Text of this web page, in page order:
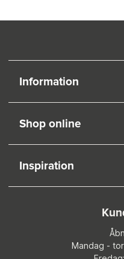
Information
Shop online
Inspiration
Mandag -